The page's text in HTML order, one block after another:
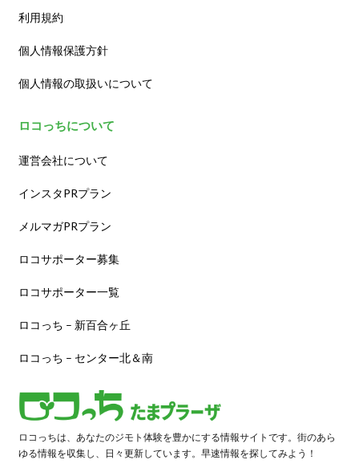
利用規約
個人情報保護方針
個人情報の取扱いについて
ロコっちについて
運営会社について
インスタPRプラン
メルマガPRプラン
ロコサポーター募集
ロコサポーター一覧
ロコっち – 新百合ヶ丘
ロコっち – センター北＆南
ロコっちは、あなたのジモト体験を豊かにする情報サイトです。街のあら
ゆる情報を収集し、日々更新しています。早速情報を探してみよう！